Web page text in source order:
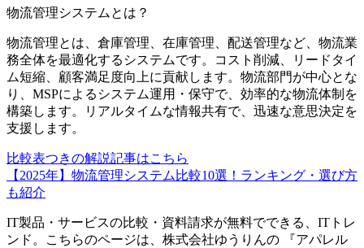
物流管理システム とは？
物流管理とは、倉庫管理、在庫管理、配送管理など、物流業
務全体を最適化するシステムです。コスト削減、リードタイ
ム短縮、顧客満足度向上に貢献します。物流部門が中心とな
り、MSPによるシステム運用・保守で、効率的な物流体制を
構築します。リアルタイムな情報共有で、迅速な意思決定を
支援します。
比較表つきの解説記事はこちら
【2025年】物流管理システム比較10選！ランキング・選び方
も紹介
IT製品・サービスの比較・資料請求が無料でできる、ITトレ
ンド。こちらのページは、 株式会社ゆうりんの 『アパレル